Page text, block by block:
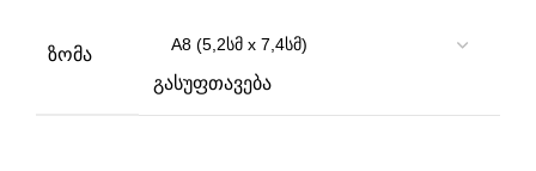
ზომა
გასუფთავება